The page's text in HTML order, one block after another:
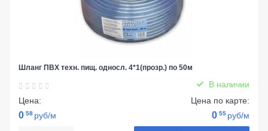
Шланг ПВХ техн. пищ. односл. 4*1(прозр.) по 50м
В наличии
Цена:
0 58 руб/м
Цена по карте:
0 55 руб/м